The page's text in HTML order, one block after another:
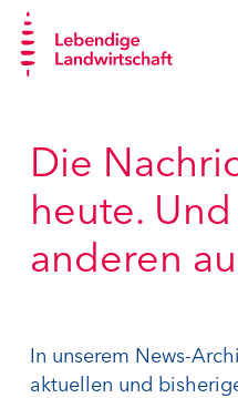
Die
heute.
anderen
In unserem News-
aktuellen und